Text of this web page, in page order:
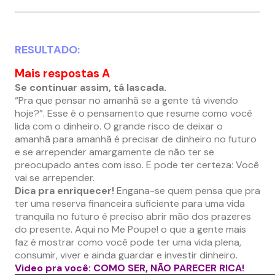
RESULTADO:
Mais respostas A
Se continuar assim, tá lascada.
“Pra que pensar no amanhã se a gente tá vivendo
hoje?”. Esse é o pensamento que resume como você
lida com o dinheiro. O grande risco de deixar o
amanhã para amanhã é precisar de dinheiro no futuro
e se arrepender amargamente de não ter se
preocupado antes com isso. E pode ter certeza: Você
vai se arrepender.
Dica pra enriquecer!Engana-se quem pensa que pra
ter uma reserva financeira suficiente para uma vida
tranquila no futuro é preciso abrir mão dos prazeres
do presente. Aqui no Me Poupe! o que a gente mais
faz é mostrar como você pode ter uma vida plena,
consumir, viver e ainda guardar e investir dinheiro.
Video pra você: COMO SER, NÃO PARECER RICA!